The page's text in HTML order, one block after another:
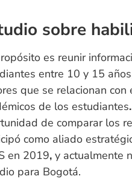
sobre
es reunir
entre 10 y 15
que se relacionan
de los estudiantes.
de comparar los
como aliado
en 2019, y actualmente
para Bogotá.​